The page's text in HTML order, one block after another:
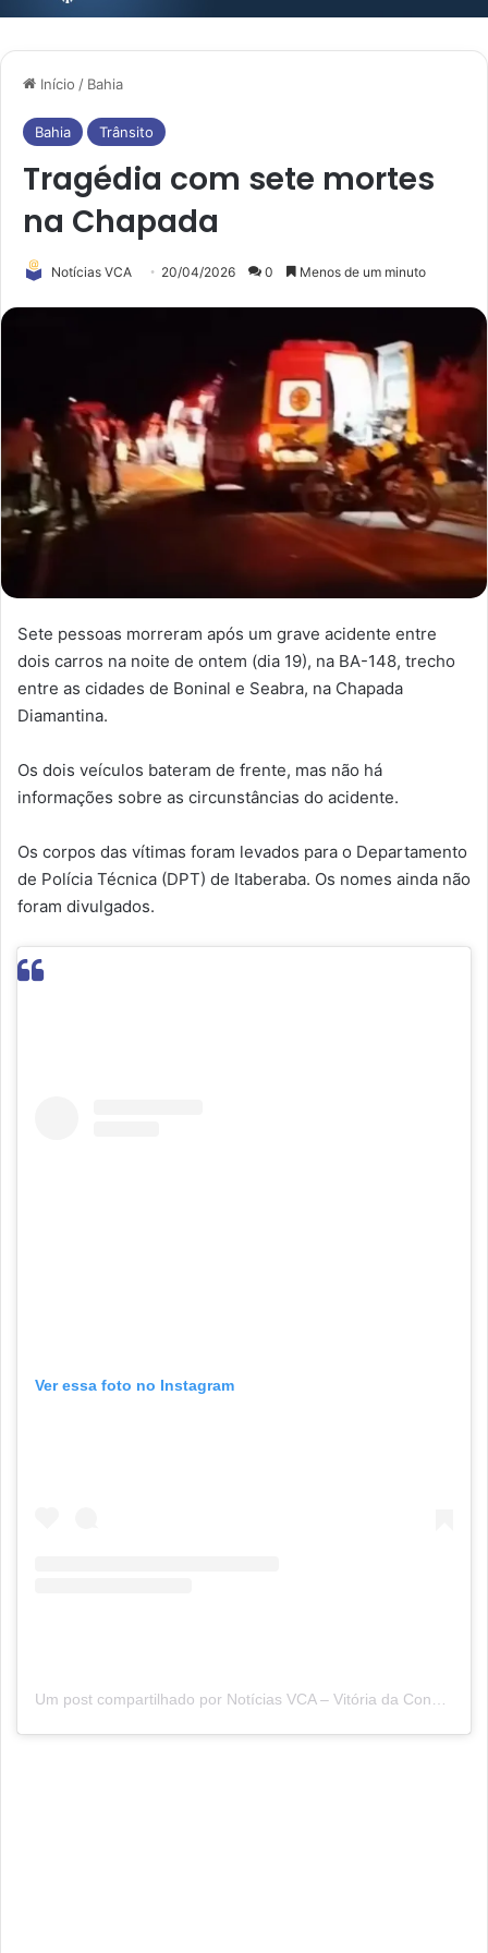
Início / Bahia
Bahia Trânsito
Tragédia com sete mortes
na Chapada
Notícias VCA 20/04/2026 0 Menos de um minuto
Sete pessoas morreram após um grave acidente entre
dois carros na noite de ontem (dia 19), na BA-148, trecho
entre as cidades de Boninal e Seabra, na Chapada
Diamantina.
Os dois veículos bateram de frente, mas não há
informações sobre as circunstâncias do acidente.
Os corpos das vítimas foram levados para o Departamento
de Polícia Técnica (DPT) de Itaberaba. Os nomes ainda não
foram divulgados.
Ver essa foto no Instagram